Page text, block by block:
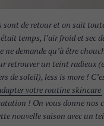
de retour et on sait
temps, l’air froid et sec
ne demande qu’à être
retrouver un teint radieux
de soleil), less is more !
votre routine skincare
! On vous donne nos
nouvelle saison avec un